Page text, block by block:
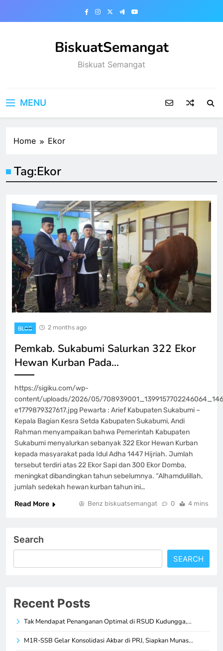
BiskuatSemangat
Biskuat Semangat
MENU
Home Ekor
Tag:Ekor
BLOG 2 months ago
Pemkab. Sukabumi Salurkan 322 Ekor
Hewan Kurban Pada…
https://sigiku.com/wp-
content/uploads/2026/05/
e1779879327617.jpg Pewarta : Arief Kabupaten Sukabumi –
Kepala Bagian Kesra Setda Kabupaten Sukabumi, Andi
Rahman menyampaikan bahwa Pemerintah Kabupaten
Sukabumi menyalurkan sebanyak 322 Ekor Hewan Kurban
kepada masyarakat pada Idul Adha 1447 Hijriah. Jumlah
tersebut terdiri atas 22 Ekor Sapi dan 300 Ekor Domba,
meningkat dibandingkan tahun sebelumnya. “Alhamdulillah,
jumlah sedekah hewan kurban tahun ini…
Read More
Benz biskuatsemangat 0 4 mins
Search
SEARCH
Recent Posts
Tak Mendapat Penanganan Optimal di RSUD Kudungga,…
M1R-SSB Gelar Konsolidasi Akbar di PRJ, Siapkan Munas…